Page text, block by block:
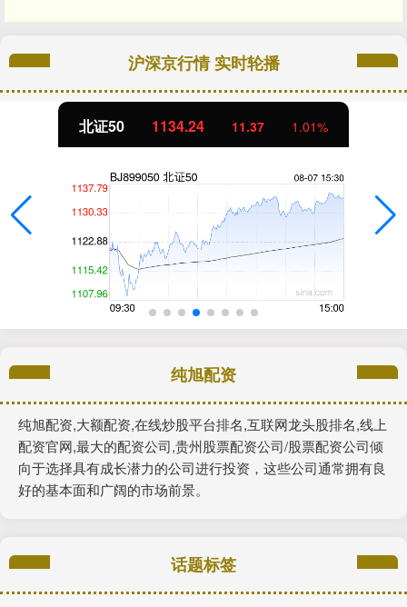
沪深京行情 实时轮播
北证50 1134.24 11.37 1.01%
纯旭配资
纯旭配资,大额配资,在线炒股平台排名,互联网龙头股排名,线上
配资官网,最大的配资公司,贵州股票配资公司/股票配资公司倾
向于选择具有成长潜力的公司进行投资，这些公司通常拥有良
好的基本面和广阔的市场前景。
话题标签